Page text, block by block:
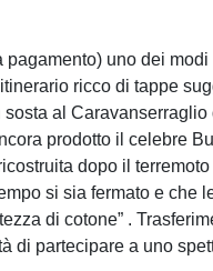
uno dei
ricco di tappe
al
prodotto il celebre
dopo il
si sia fermato e
di cotone” .
partecipare a uno